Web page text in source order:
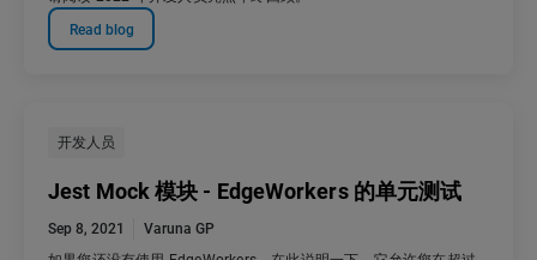
Read blog
开发人员
Jest Mock 模块 - EdgeWorkers 的单元测试
Sep 8, 2021
Varuna GP